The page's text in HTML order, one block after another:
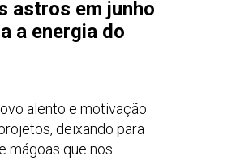
astros em junho
a energia do
alento e motivação
deixando para
mágoas que nos